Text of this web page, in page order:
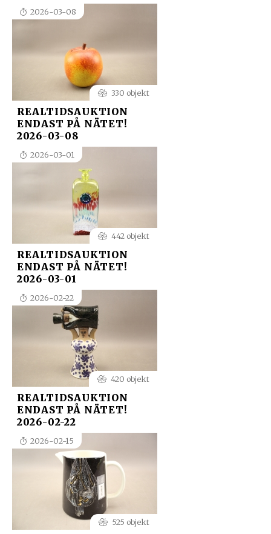
2026-03-08
330 objekt
REALTIDSAUKTION
ENDAST PÅ NÄTET!
2026-03-08
2026-03-01
442 objekt
REALTIDSAUKTION
ENDAST PÅ NÄTET!
2026-03-01
2026-02-22
420 objekt
REALTIDSAUKTION
ENDAST PÅ NÄTET!
2026-02-22
2026-02-15
525 objekt